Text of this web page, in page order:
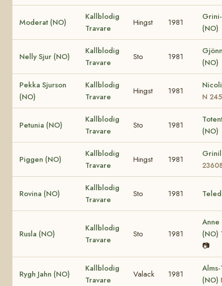
Moderat (NO)
Kallblodig
Travare
Hingst 1981
(NO)
Nelly Sjur (NO)
Kallblodig
Travare
Sto 1981
(NO)
Pekka Sjurson
(NO)
Kallblodig
Travare
Hingst 1981
N
Petunia (NO)
Kallblodig
Travare
Sto 1981
(NO)
Piggen (NO)
Kallblodig
Travare
Hingst 1981
Rovina (NO)
Kallblodig
Travare
Sto 1981
Rusla (NO)
Kallblodig
Travare
Sto 1981
Anne
(NO)
📷
Rygh Jahn (NO)
Kallblodig
Travare
Valack 1981
(NO)